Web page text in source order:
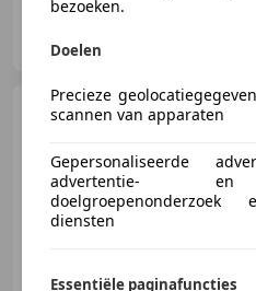
NL-1422 AE UITHOORN
bezoeken.
Doelen
Precieze
scannen van apparaten
Gepersonaliseerde
advertentie- en
diensten
Essentiële paginafuncties